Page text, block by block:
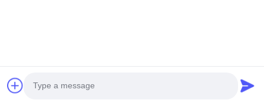
© 2026 Xi'An Daxi Houseware Co., Ltd. All Rights Reserved.